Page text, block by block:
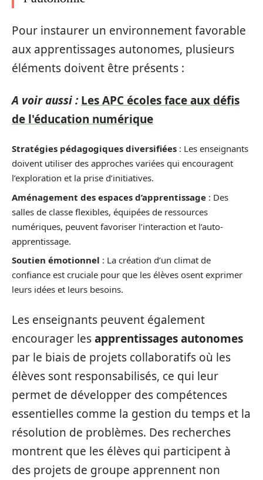
Pour instaurer un environnement favorable
aux apprentissages autonomes, plusieurs
éléments doivent être présents :
A voir aussi : Les APC écoles face aux défis
de l'éducation numérique
Stratégies pédagogiques diversifiées : Les enseignants
doivent utiliser des approches variées qui encouragent
l’exploration et la prise d’initiatives.
Aménagement des espaces d’apprentissage : Des
salles de classe flexibles, équipées de ressources
numériques, peuvent favoriser l’interaction et l’auto-
apprentissage.
Soutien émotionnel : La création d’un climat de
confiance est cruciale pour que les élèves osent exprimer
leurs idées et leurs besoins.
Les enseignants peuvent également
encourager lesapprentissages autonomes
par le biais de projets collaboratifs où les
élèves sont responsabilisés, ce qui leur
permet de développer des compétences
essentielles comme la gestion du temps et la
résolution de problèmes. Des recherches
montrent que les élèves qui participent à
des projets de groupe apprennent non